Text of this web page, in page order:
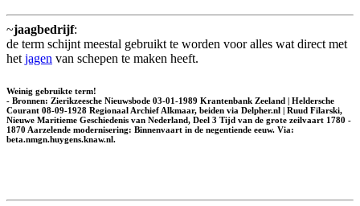
~jaagbedrijf:
de term schijnt meestal gebruikt te worden voor alles wat direct met
het jagen van schepen te maken heeft.
Weinig gebruikte term!
- Bronnen: Zierikzeesche Nieuwsbode 03-01-1989 Krantenbank Zeeland | Heldersche
Courant 08-09-1928 Regionaal Archief Alkmaar, beiden via Delpher.nl | Ruud Filarski,
Nieuwe Maritieme Geschiedenis van Nederland, Deel 3 Tijd van de grote zeilvaart 1780 -
1870 Aarzelende modernisering: Binnenvaart in de negentiende eeuw. Via:
beta.nmgn.huygens.knaw.nl.